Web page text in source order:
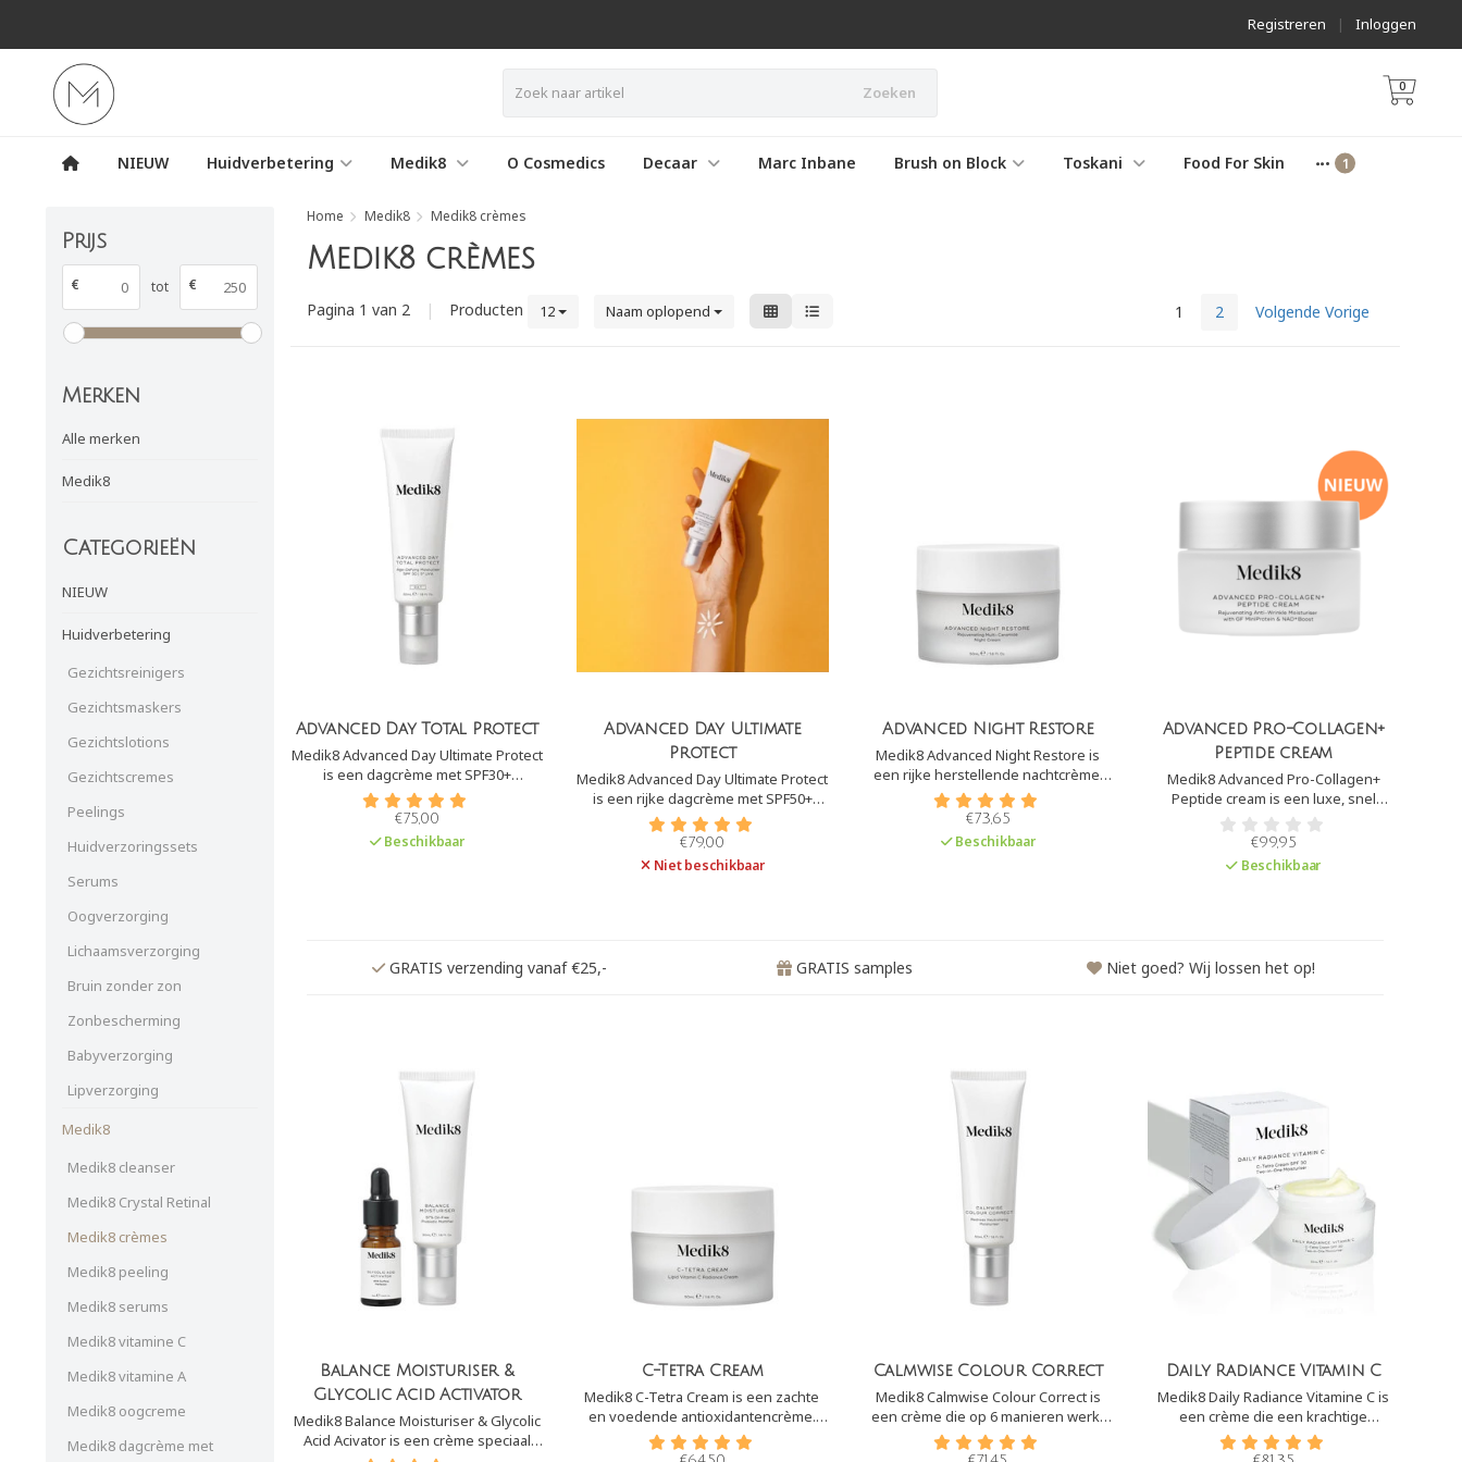
Inloggen
|
Registreren
Zoeken 0
NIEUW Huidverbetering Medik8 O Cosmedics Decaar Marc Inbane Brush on Block Toskani Food For Skin
Prijs
€ tot €
Merken
Alle merken
Medik8
Categorieën
NIEUW
Huidverbetering
Gezichtsreinigers
Gezichtsmaskers
Gezichtslotions
Gezichtscremes
Peelings
Huidverzoringssets
Serums
Oogverzorging
Lichaamsverzorging
Bruin zonder zon
Zonbescherming
Babyverzorging
Lipverzorging
Medik8
Medik8 cleanser
Medik8 Crystal Retinal
Medik8 crèmes
Medik8 peeling
Medik8 serums
Medik8 vitamine C
Medik8 vitamine A
Medik8 oogcreme
Medik8 dagcrème met
Home Medik8 Medik8 crèmes
Medik8 crèmes
Pagina 1 van 2 | Producten 12 Naam oplopend 1 2 Volgende Vorige
Advanced Day Total Protect
Medik8 Advanced Day Ultimate Protect
is een dagcrème met SPF30+
Daarnaast biedt het bescherming
tegen infrarood, blauwlicht en A.G.E´s.
€75,00
Beschikbaar
Advanced Day Ultimate
Protect
Medik8 Advanced Day Ultimate Protect
is een rijke dagcrème met SPF50+
(zeer hoge UVB-bescherming) en
PA++++ (zeer uitzonderlijk hoge UVA-
bescherming). Daarnaast biedt het
bescherming tegen infrarood,
€79,00
Niet beschikbaar
Advanced Night Restore
Medik8 Advanced Night Restore is
een rijke herstellende nachtcrème.
Het geeft ultieme hydratatie aan de
huid. Hierdoor is het vooral geschikt
voor wat droge, vochtarme en/ of
rijpere huiden.
€73,65
Beschikbaar
Advanced Pro-Collagen+
Peptide cream
Medik8 Advanced Pro-Collagen+
Peptide cream is een luxe, snel
absorberende crème die anti-aging
werkt. Het stimuleert de
collageenproductie, vermindert
zichtbare lijntjes en rimpels en
€99,95
Beschikbaar
GRATIS verzending vanaf €25,- GRATIS samples Niet goed? Wij lossen het op!
Balance Moisturiser &
Glycolic Acid Activator
Medik8 Balance Moisturiser & Glycolic
Acid Acivator is een crème speciaal
C-Tetra Cream
Medik8 C-Tetra Cream is een zachte
en voedende antioxidantencrème.
Het bevat dan ook stabiele vitamine C
en E om vrije radicalen te voorkomen.
Calmwise Colour Correct
Medik8 Calmwise Colour Correct is
een crème die op 6 manieren werkt
om de rode en gevoelige huid te
verzorgen en te verminderen. Als
Daily Radiance Vitamin C
Medik8 Daily Radiance Vitamine C is
een crème die een krachtige
antioxidantbescherming combineert
met een hoge sterkte breed spectrum